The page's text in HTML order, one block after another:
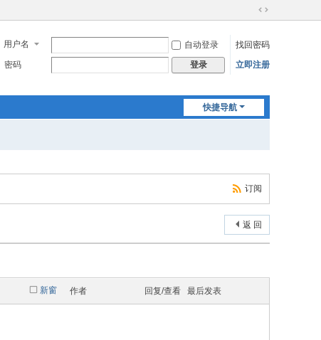
切
到
宽
用户名 自动登录
找回密码
密码
登录 立即注册
快捷导航
订阅
返 回
新窗 作者 回复/查看 最后发表